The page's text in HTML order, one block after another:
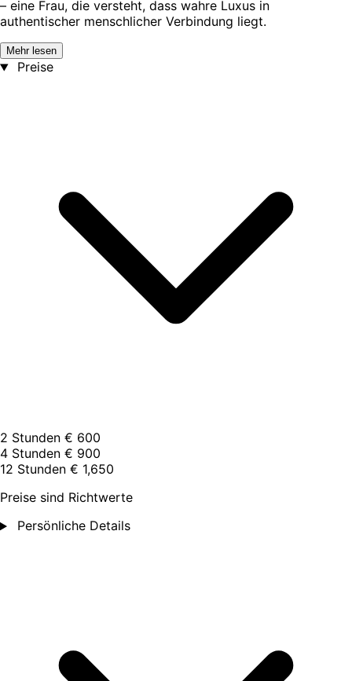
– eine Frau, die versteht, dass wahre Luxus in
authentischer menschlicher Verbindung liegt.
Mehr lesen
Preise
2 Stunden € 600
4 Stunden € 900
12 Stunden € 1,650
Preise sind Richtwerte
Persönliche Details